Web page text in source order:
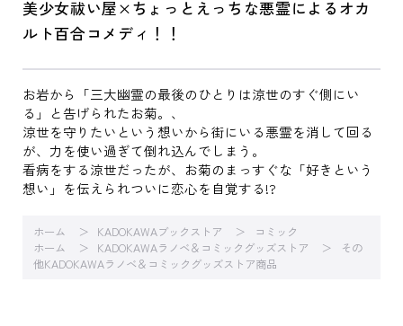
美少女祓い屋×ちょっとえっちな悪霊によるオカ
ルト百合コメディ！！
お岩から「三大幽霊の最後のひとりは涼世のすぐ側にい
る」と告げられたお菊。、
涼世を守りたいという想いから街にいる悪霊を消して回る
が、力を使い過ぎて倒れ込んでしまう。
看病をする涼世だったが、お菊のまっすぐな「好きという
想い」を伝えられついに恋心を自覚する!?
ホーム KADOKAWAブックストア
コミック
ホーム
KADOKAWAラノベ＆コミックグッズストア
その
他KADOKAWAラノベ＆コミックグッズストア商品